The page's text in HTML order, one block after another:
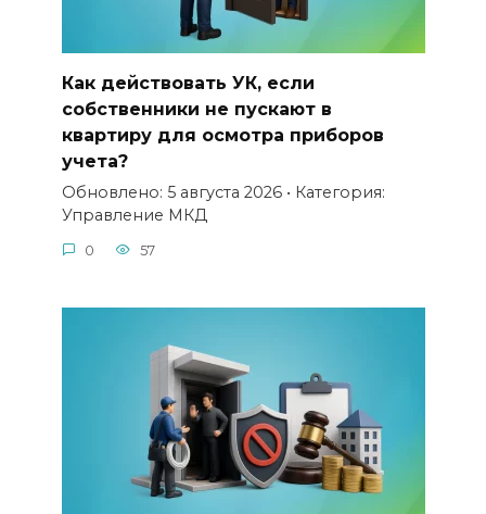
Как действовать УК, если
собственники не пускают в
квартиру для осмотра приборов
учета?
Обновлено: 5 августа 2026 • Категория:
Управление МКД
0 57